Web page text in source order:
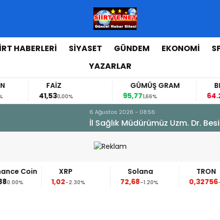
HABERLERİ SİYASET GÜNDEM EKONOMİ
YAZARLAR
FAİZ
GÜMÜŞ GRAM
BITCOIN
-0,21%
Hacıoğlu, Kurtalan Sağlıklı Hayat Merkezini Ziyaret
XRP
1,02
-2.30%
Solana
72,68
-1.20%
0,32756
-0.10%